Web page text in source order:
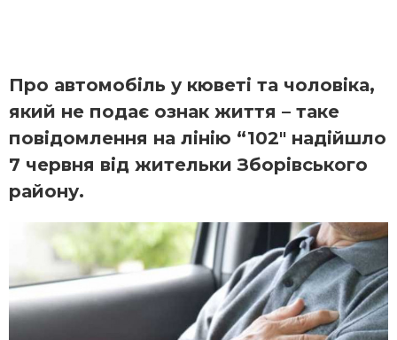
Про автомобіль у кюветі та чоловіка,
який не подає ознак життя – таке
повідомлення на лінію “102″ надійшло
7 червня від жительки Зборівського
району.